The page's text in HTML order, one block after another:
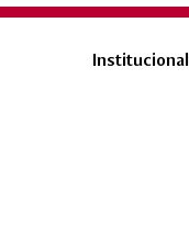
Institucional